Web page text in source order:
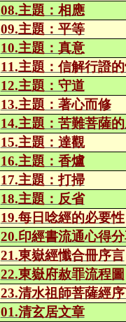
08.主題：相應
09.主題：平等
10.主題：真意
11.主題：信解行證
12.主題：守道
13.主題：著心而修
14.主題：苦難菩薩
15.主題：達觀
16.主題：香爐
17.主題：打掃
18.主題：反省
19.每日唸經的必要性
20.印經書流通心得
21.東嶽經懺合冊序言
22.東嶽府赦罪流程圖
23.清水祖師菩薩經
01.清玄居文章